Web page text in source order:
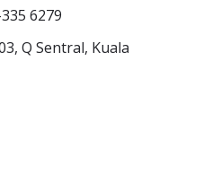
6279
Q Sentral, Kuala